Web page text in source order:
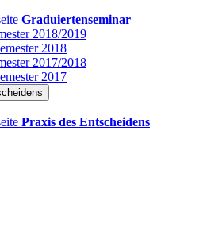
Graduiertenseminar
2018/2019
2018
2017/2018
2017
Praxis des Entscheidens